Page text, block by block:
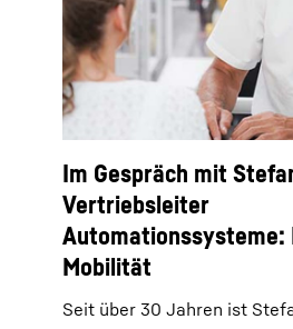
Im Gespräch mit
Vertriebsleiter
Automationssysteme:
Mobilität
Seit über 30 Jahren ist